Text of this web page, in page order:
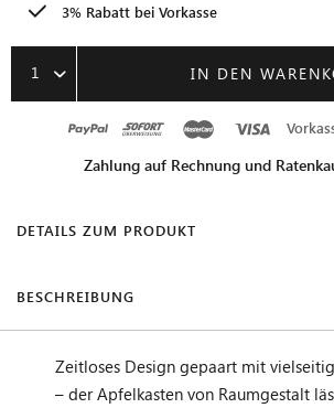
3% Rabatt bei Vorkasse
1 IN DEN
Zahlung auf Rechnung und
DETAILS ZUM PRODUKT
BESCHREIBUNG
Zeitloses Design gepaart mit
– der Apfelkasten von Raumgestalt